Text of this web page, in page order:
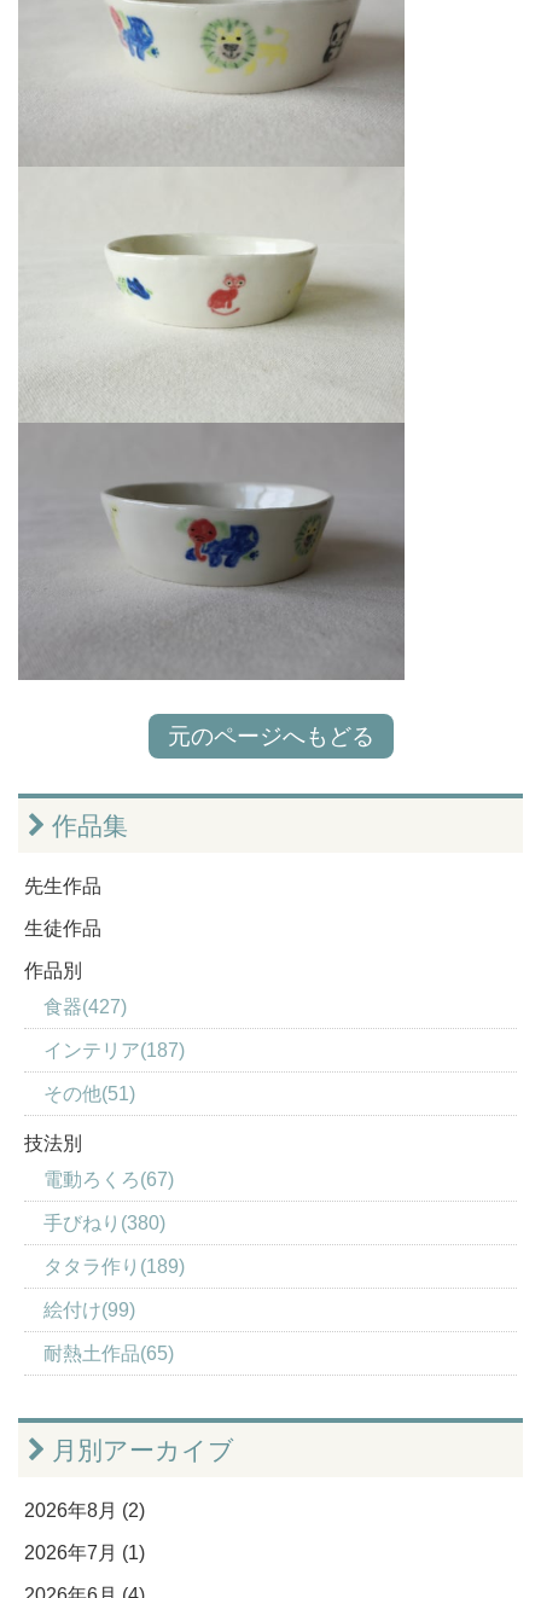
元のページへもどる
作品集
先生作品
生徒作品
作品別
食器(427)
インテリア(187)
その他(51)
技法別
電動ろくろ(67)
手びねり(380)
タタラ作り(189)
絵付け(99)
耐熱土作品(65)
月別アーカイブ
2026年8月 (2)
2026年7月 (1)